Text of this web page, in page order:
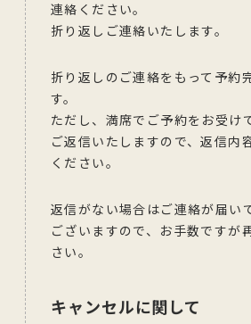
連絡ください。
折り返しご連絡いたします。
折り返しのご連絡をもって予約
す。
ただし、満席でご予約をお受け
ご返信いたしますので、返信内
ください。
返信がない場合はご連絡が届い
ございますので、お手数ですが
さい。
キャンセルに関して